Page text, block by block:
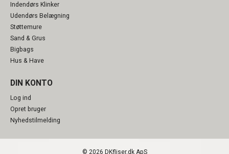
Indendørs Klinker
Udendørs Belægning
Støttemure
Sand & Grus
Bigbags
Hus & Have
DIN KONTO
Log ind
Opret bruger
Nyhedstilmelding
© 2026 DKfliser.dk ApS